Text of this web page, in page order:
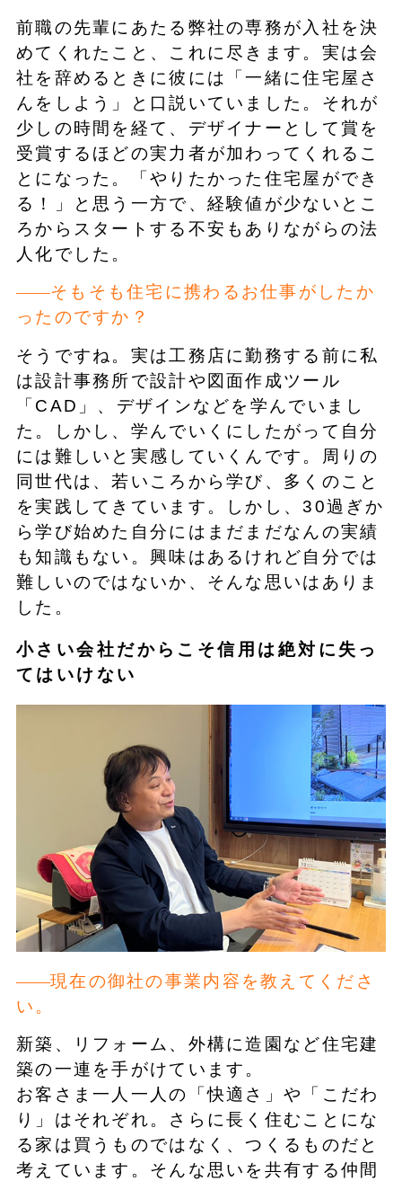
前職の先輩にあたる弊社の専務が入社を決
めてくれたこと、これに尽きます。実は会
社を辞めるときに彼には「一緒に住宅屋さ
んをしよう」と口説いていました。それが
少しの時間を経て、デザイナーとして賞を
受賞するほどの実力者が加わってくれるこ
とになった。「やりたかった住宅屋ができ
る！」と思う一方で、経験値が少ないとこ
ろからスタートする不安もありながらの法
人化でした。
そもそも住宅に携わるお仕事がしたか
ったのですか？
そうですね。実は工務店に勤務する前に私
は設計事務所で設計や図面作成ツール
「CAD」、デザインなどを学んでいまし
た。しかし、学んでいくにしたがって自分
には難しいと実感していくんです。周りの
同世代は、若いころから学び、多くのこと
を実践してきています。しかし、30過ぎか
ら学び始めた自分にはまだまだなんの実績
も知識もない。興味はあるけれど自分では
難しいのではないか、そんな思いはありま
した。
小さい会社だからこそ信用は絶対に失っ
てはいけない
現在の御社の事業内容を教えてくださ
い。
新築、リフォーム、外構に造園など住宅建
築の一連を手がけています。
お客さま一人一人の「快適さ」や「こだわ
り」はそれぞれ。さらに長く住むことにな
る家は買うものではなく、つくるものだと
考えています。そんな思いを共有する仲間